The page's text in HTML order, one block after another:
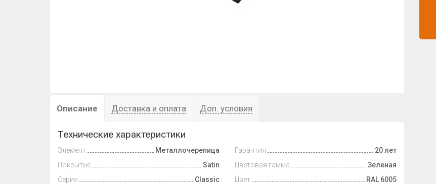
Описание Доставка и оплата Доп. условия
Технические характеристики
Элемент
Металлочерепица
Покрытие
Satin
Серия
Classic
Гарантия
20 лет
Цветовая гамма
Зеленая
Цвет
RAL 6005